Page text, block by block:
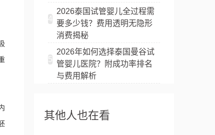
4
2026泰国试管婴儿全过程需
要多少钱？费用透明无隐形
消费揭秘
5
2026年如何选择泰国曼谷试
管婴儿医院？附成功率排名
与费用解析
其他人也在看